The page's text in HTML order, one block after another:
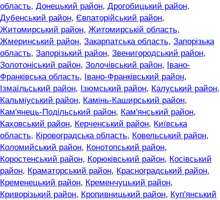
область, Донецький район, Дрогобицький район,
Дубенський район, Євпаторійський район,
Житомирський район, Житомирській область,
Жмеринський район, Закарпатська область, Запорізька
область, Запорізький район, Звенигородський район,
Золотоніський район, Золочівський район,
Івано-
Франківська область, Івано-Франківський район,
Ізмаїльський район, Ізюмський район, Калуський район,
Кальміуський район, Камінь-Каширський район,
Кам'янець-Подільський район, Кам'янський район,
Каховський район, Керченський район, Київська
область, Кіровоградська область, Ковельський район,
Коломийський район, Конотопський район,
Коростенський район, Корюківський район, Косівський
район, Краматорський район, Красноградський район,
Кременецький район, Кременчуцький район,
Криворізький район, Кропивницький район, Куп'янський